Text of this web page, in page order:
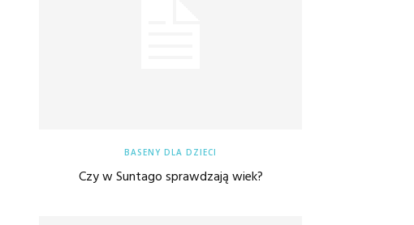
BASENY DLA DZIECI
Czy w Suntago sprawdzają wiek?